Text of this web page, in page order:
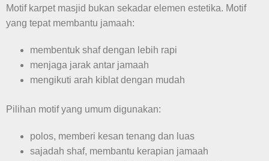
Motif karpet masjid bukan sekadar elemen estetika. Motif
yang tepat membantu jamaah:
membentuk shaf dengan lebih rapi
menjaga jarak antar jamaah
mengikuti arah kiblat dengan mudah
Pilihan motif yang umum digunakan:
polos, memberi kesan tenang dan luas
sajadah shaf, membantu kerapian jamaah